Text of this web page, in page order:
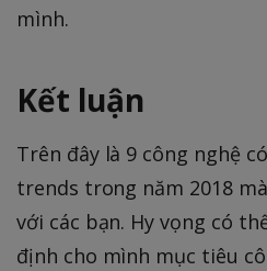
mình.
Kết luận
Trên đây là 9 công nghệ
trends trong năm 2018
với các bạn. Hy vọng có
định cho mình mục tiêu